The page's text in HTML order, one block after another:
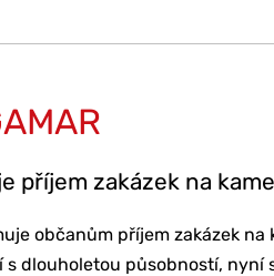
příjem zakázek na
občanům příjem zakázek
dlouholetou působností, nyní